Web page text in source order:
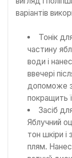
варіантів
Тонік
частину
води і
ввечері
допоможе
покращить
Засіб
Яблучний
тон шкіри
плям.